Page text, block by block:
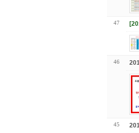
47
46
45